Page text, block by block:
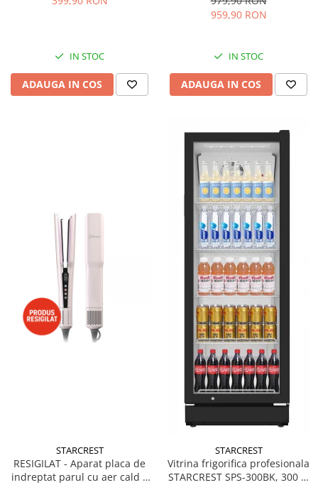
IN STOC
ADAUGA IN COS
959,90 RON
IN STOC
ADAUGA IN COS
STARCREST
RESIGILAT - Aparat placa de
indreptat parul cu aer cald 2
STARCREST
Vitrina frigorifica profesionala
STARCREST SPS-300BK, 300 L,